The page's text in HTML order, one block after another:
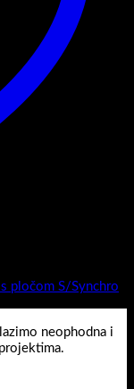
pločom S/Synchro
neophodna i